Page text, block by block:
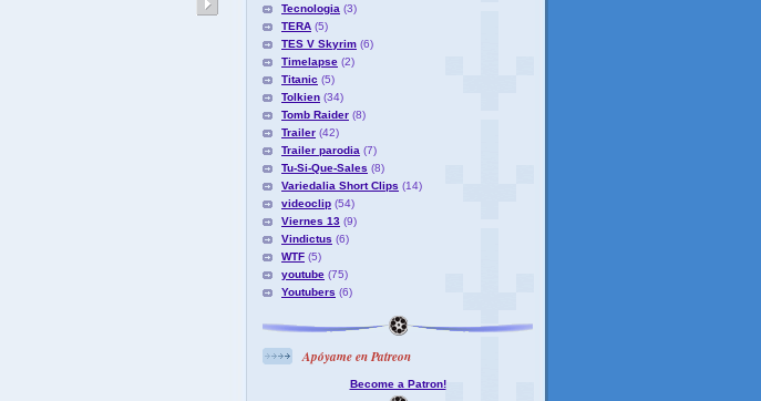
Tecnologia (3)
TERA (5)
TES V Skyrim (6)
Timelapse (2)
Titanic (5)
Tolkien (34)
Tomb Raider (8)
Trailer (42)
Trailer parodia (7)
Tu-Si-Que-Sales (8)
Variedalia Short Clips (14)
videoclip (54)
Viernes 13 (9)
Vindictus (6)
WTF (5)
youtube (75)
Youtubers (6)
Apóyame en Patreon
Become a Patron!